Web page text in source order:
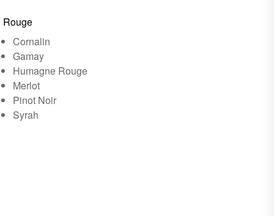
Rouge
Cornalin
Gamay
Humagne Rouge
Merlot
Pinot Noir
Syrah